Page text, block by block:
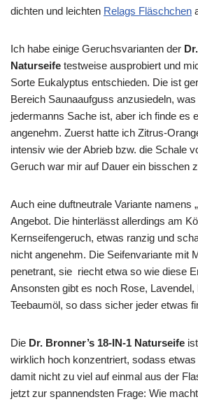
dichten und leichten Relags Fläschchen
Ich habe einige Geruchsvarianten der
Naturseife testweise ausprobiert und
Sorte Eukalyptus entschieden. Die ist
Bereich Saunaaufguss anzusiedeln,
jedermanns Sache ist, aber ich finde es
angenehm. Zuerst hatte ich Zitrus-
intensiv wie der Abrieb bzw. die Schale
Geruch war mir auf Dauer ein bisschen
Auch eine duftneutrale Variante namens
Angebot. Die hinterlässt allerdings am
Kernseifengeruch, etwas ranzig und
nicht angenehm. Die Seifenvariante mit
penetrant, sie riecht etwa so wie diese
Ansonsten gibt es noch Rose, Lavendel,
Teebaumöl, so dass sicher jeder etwas
Die Dr. Bronner’s 18-IN-1 Naturseife
wirklich hoch konzentriert, sodass
damit nicht zu viel auf einmal aus der
jetzt zur spannendsten Frage: Wie